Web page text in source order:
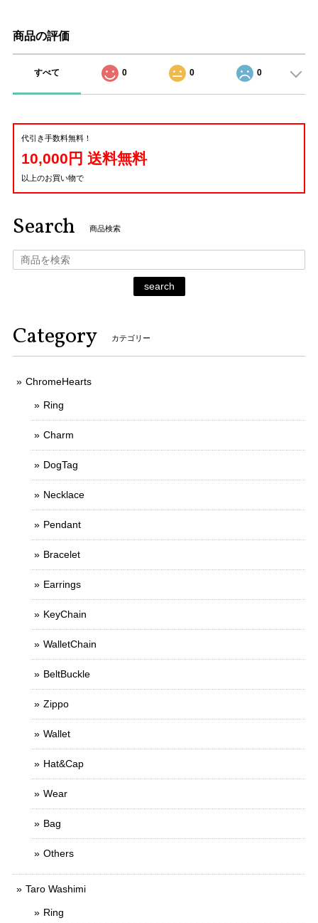
商品の評価
すべて 0 0 0
代引き手数料無料！
10,000円 送料無料
以上のお買い物で
Search 商品検索
search
Category カテゴリー
ChromeHearts
Ring
Charm
DogTag
Necklace
Pendant
Bracelet
Earrings
KeyChain
WalletChain
BeltBuckle
Zippo
Wallet
Hat&Cap
Wear
Bag
Others
Taro Washimi
Ring